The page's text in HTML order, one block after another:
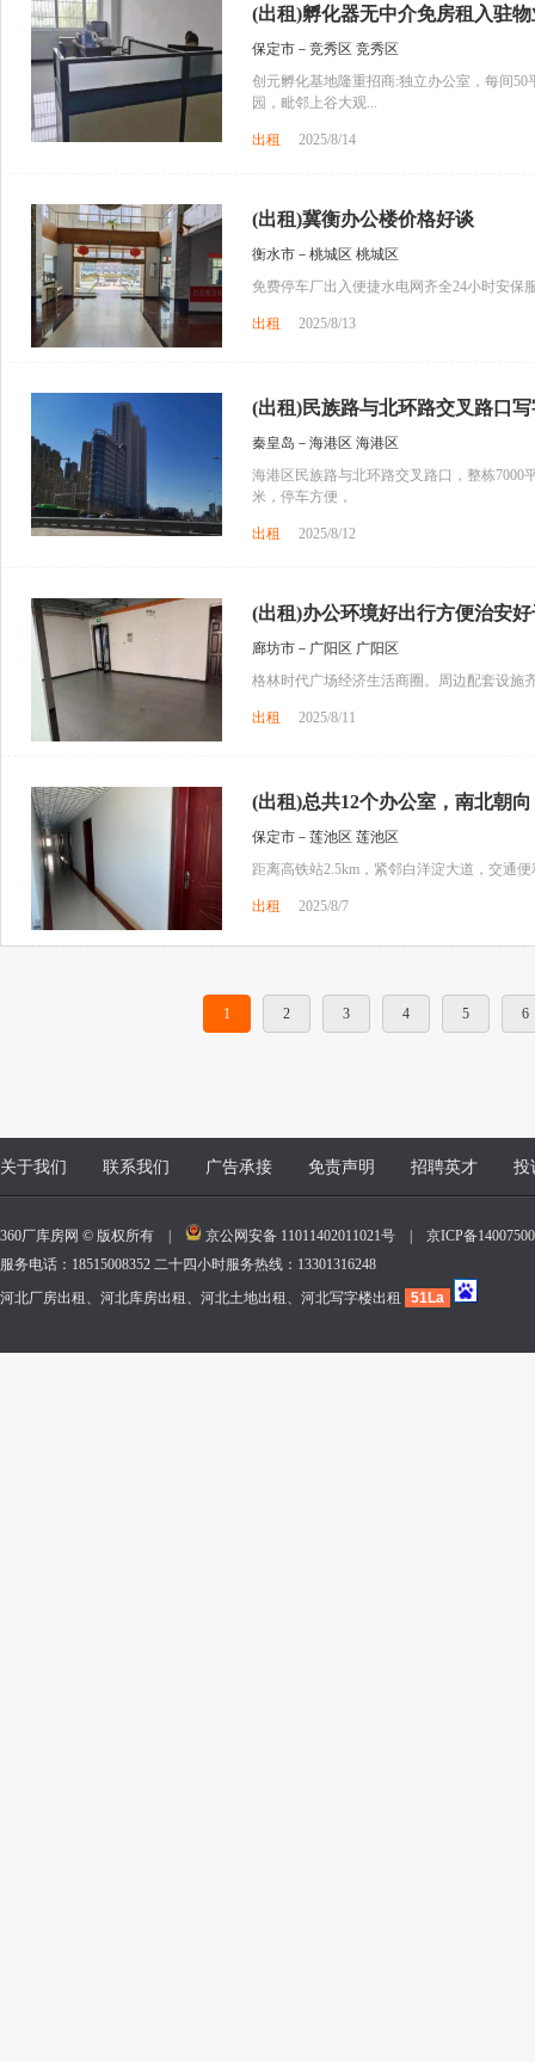
(出租)孵化器无中介免房租入驻物
保定市－竞秀区 竞秀区
创元孵化基地隆重招商:独立办公室，每间
园，毗邻上谷大观...
出租 2025/8/14
(出租)冀衡办公楼价格好谈
衡水市－桃城区 桃城区
免费停车厂出入便捷水电网齐全24小时安保
出租 2025/8/13
(出租)民族路与北环路交叉路口写
秦皇岛－海港区 海港区
海港区民族路与北环路交叉路口，整栋7000
米，停车方便，
出租 2025/8/12
(出租)办公环境好出行方便治安好
廊坊市－广阳区 广阳区
格林时代广场经济生活商圈。周边配套设施
出租 2025/8/11
(出租)总共12个办公室，南北朝
保定市－莲池区 莲池区
距离高铁站2.5km，紧邻白洋淀大道，交通便
出租 2025/8/7
1 2 3 4 5 6
关于我们 联系我们 广告承接 免责声明 招聘英才 投
360厂库房网 © 版权所有 | 京公网安备 11011402011021号
京ICP备
服务电话：18515008352 二十四小时服务热线：13301316248
河北厂房出租、河北库房出租、河北土地出租、河北写字楼出租
51La